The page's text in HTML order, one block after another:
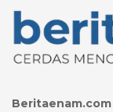
Beritaenam.com